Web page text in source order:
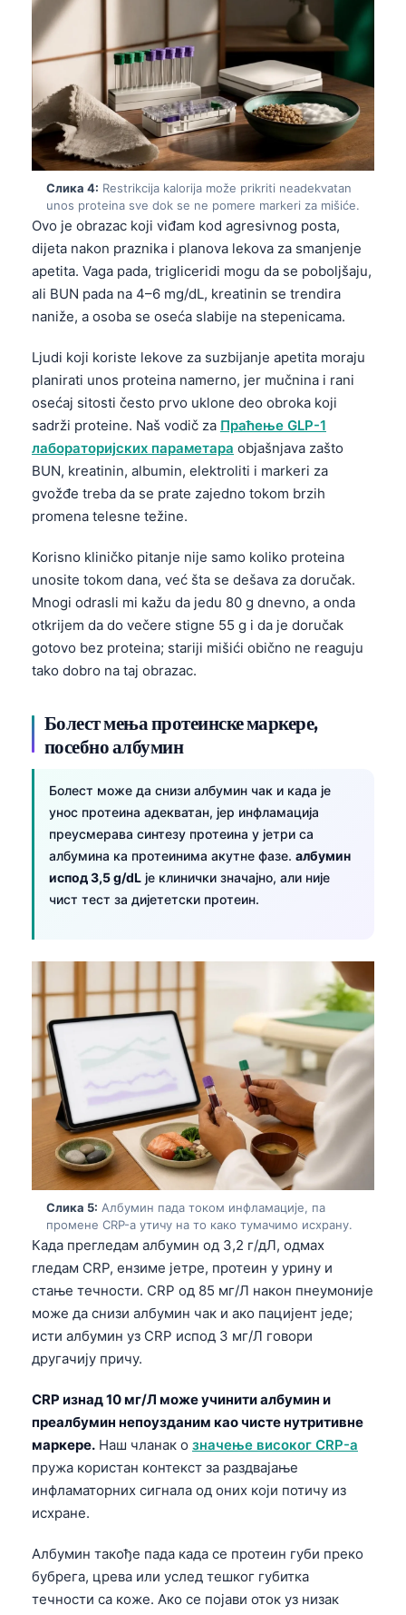
Слика 4: Restrikcija kalorija može prikriti neadekvatan
unos proteina sve dok se ne pomere markeri za mišiće.
Ovo je obrazac koji viđam kod agresivnog posta,
dijeta nakon praznika i planova lekova za smanjenje
apetita. Vaga pada, trigliceridi mogu da se poboljšaju,
ali BUN pada na 4–6 mg/dL, kreatinin se trendira
naniže, a osoba se oseća slabije na stepenicama.
Ljudi koji koriste lekove za suzbijanje apetita moraju
planirati unos proteina namerno, jer mučnina i rani
osećaj sitosti često prvo uklone deo obroka koji
sadrži proteine. Naš vodič za Праћење GLP-1
лабораторијских параметара objašnjava zašto
BUN, kreatinin, albumin, elektroliti i markeri za
gvožđe treba da se prate zajedno tokom brzih
promena telesne težine.
Korisno kliničko pitanje nije samo koliko proteina
unosite tokom dana, već šta se dešava za doručak.
Mnogi odrasli mi kažu da jedu 80 g dnevno, a onda
otkrijem da do večere stigne 55 g i da je doručak
gotovo bez proteina; stariji mišići obično ne reaguju
tako dobro na taj obrazac.
Болест мења протеинске маркере,
посебно албумин
Болест може да снизи албумин чак и када је
унос протеина адекватан, јер инфламација
преусмерава синтезу протеина у јетри са
албумина ка протеинима акутне фазе. албумин
испод 3,5 g/dL је клинички значајно, али није
чист тест за дијететски протеин.
Слика 5: Албумин пада током инфламације, па
промене CRP-а утичу на то како тумачимо исхрану.
Када прегледам албумин од 3,2 г/дЛ, одмах
гледам CRP, ензиме јетре, протеин у урину и
стање течности. CRP од 85 мг/Л након пнеумоније
може да снизи албумин чак и ако пацијент једе;
исти албумин уз CRP испод 3 мг/Л говори
другачију причу.
CRP изнад 10 мг/Л може учинити албумин и
преалбумин непоузданим као чисте нутритивне
маркере. Наш чланак о значење високог CRP-а
пружа користан контекст за раздвајање
инфламаторних сигнала од оних који потичу из
исхране.
Албумин такође пада када се протеин губи преко
бубрега, црева или услед тешког губитка
течности са коже. Ако се појави оток уз низак